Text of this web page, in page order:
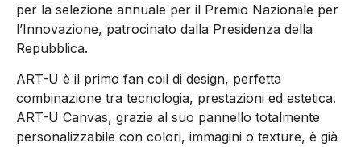
per la selezione annuale per il Premio Nazionale per
l’Innovazione, patrocinato dalla Presidenza della
Repubblica.
ART-U è il primo fan coil di design, perfetta
combinazione tra tecnologia, prestazioni ed estetica.
ART-U Canvas, grazie al suo pannello totalmente
personalizzabile con colori, immagini o texture, è già